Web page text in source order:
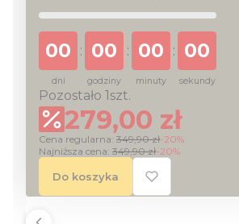
00
dni
: 00
godziny
: 00
minuty
: 00
sekundy
Pozostało 1szt.
279,00 zł
Cena regularna: 349,90 zł-20%
Najniższa cena: 349,90 zł-20%
Do koszyka